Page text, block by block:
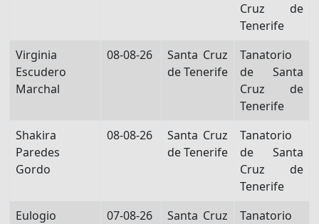
Cruz de
Tenerife
Virginia
Escudero
Marchal
08-08-26
Santa Cruz
de Tenerife
Tanatorio
de Santa
Cruz de
Tenerife
Shakira
Paredes
Gordo
08-08-26
Santa Cruz
de Tenerife
Tanatorio
de Santa
Cruz de
Tenerife
Eulogio
07-08-26
Santa Cruz
Tanatorio